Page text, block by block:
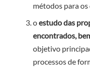
métodos para
oestudo das
encontrados,
objetivo
processos de